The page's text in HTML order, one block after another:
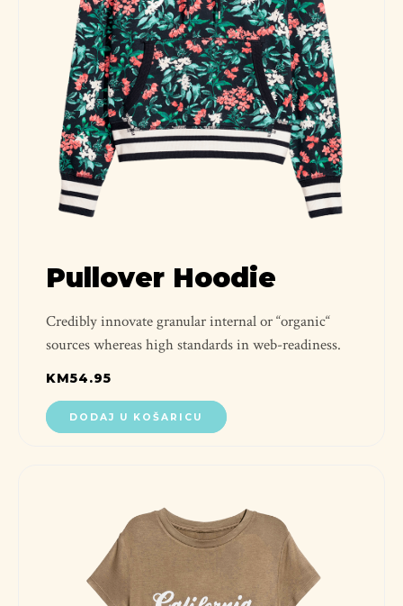
Pullover Hoodie
Credibly innovate granular internal or “organic“
sources whereas high standards in web-readiness.
KM54.95
DODAJ U KOŠARICU